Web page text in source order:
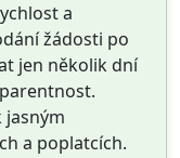
a
žádosti po
jen několik dní
jasným
a poplatcích.